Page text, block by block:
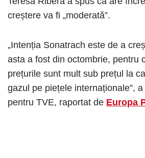
creștere va fi „moderată”.
„Intenția Sonatrach este de a
asta a fost din octombrie, pentru
prețurile sunt mult sub prețul la
gazul pe piețele internaționale”,
pentru TVE, raportat de Europa